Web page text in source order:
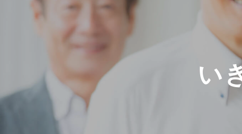
い